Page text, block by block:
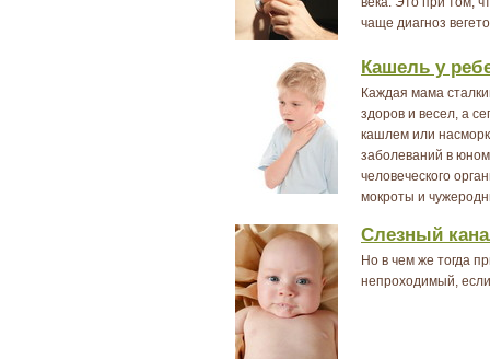
чаще диагноз
Кашель у
Каждая мама
здоров и весел, а
кашлем или
заболеваний в
человеческого
мокроты и
Слезный
Но в чем же тогда
непроходимый,